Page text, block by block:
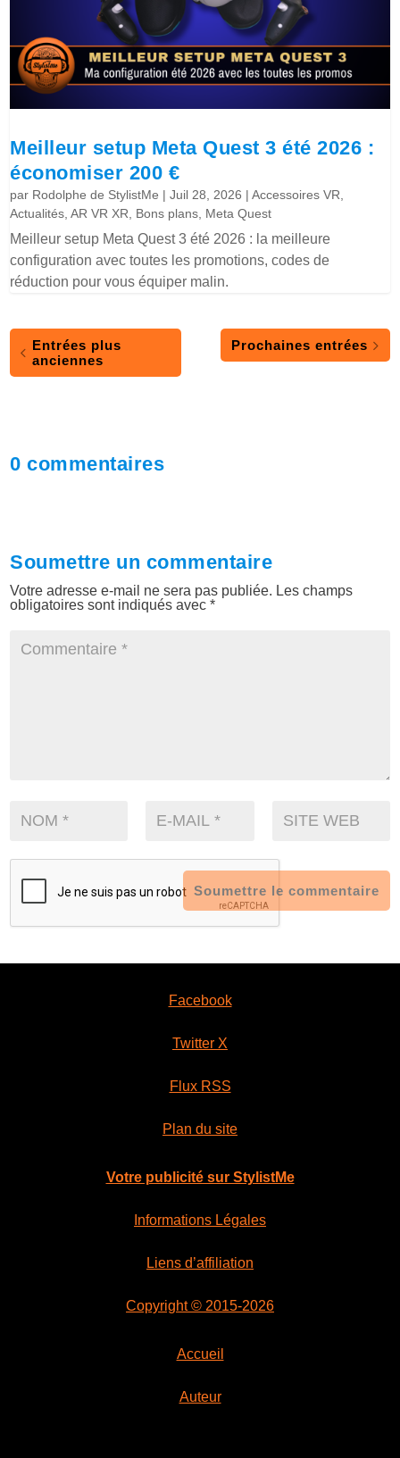
Meilleur setup Meta Quest 3 été 2026 :
économiser 200 €
par Rodolphe de StylistMe |Juil 28, 2026 |Accessoires VR,
Actualités,AR VR XR, Bons plans, Meta Quest
Meilleur setup Meta Quest 3 été 2026 : la meilleure
configuration avec toutes les promotions, codes de
réduction pour vous équiper malin.
Entrées plus
anciennes
Prochaines entrées
0 commentaires
Soumettre un commentaire
Votre adresse e-mail ne sera pas publiée. Les champs
obligatoires sont indiqués avec*
Soumettre le commentaire
Facebook
Twitter X
Flux RSS
Plan du site
Votre publicité sur StylistMe
Informations Légales
Liens d’affiliation
Copyright © 2015-2026
Accueil
Auteur